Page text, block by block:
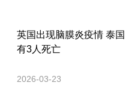
英国出现脑膜炎疫情 泰
有3人死亡
2026-03-23